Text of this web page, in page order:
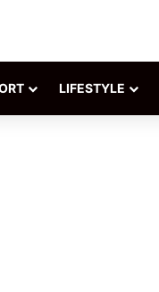
LIFESTYLE